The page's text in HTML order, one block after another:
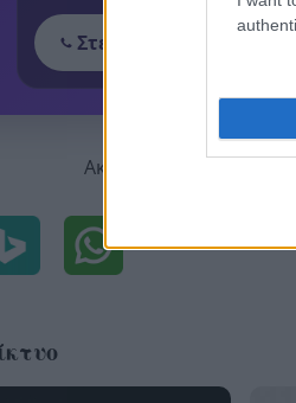
Στείλε μήνυμα στο
Ακολουθήστε μας για